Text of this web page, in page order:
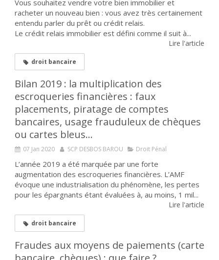
Vous souhaitez vendre votre bien immobilier et
racheter un nouveau bien : vous avez très certainement
entendu parler du prêt ou crédit relais.
Le crédit relais immobilier est défini comme il suit à...
Lire l'article
droit bancaire
Bilan 2019 : la multiplication des
escroqueries financières : faux
placements, piratage de comptes
bancaires, usage frauduleux de chèques
ou cartes bleus…
07 Jan 2020 SCP DESBOS BAROU Droit Pénal
L’année 2019 a été marquée par une forte
augmentation des escroqueries financières. L’AMF
évoque une industrialisation du phénomène, les pertes
pour les épargnants étant évaluées à, au moins, 1 mil...
Lire l'article
droit bancaire
Fraudes aux moyens de paiements (carte